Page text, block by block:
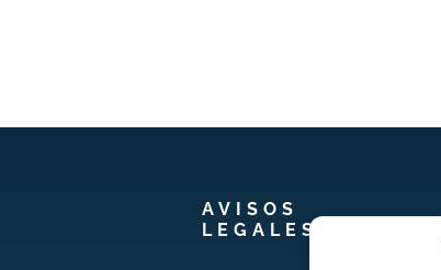
AVISOS
LEGALES